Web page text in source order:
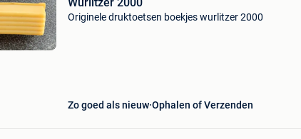
Originele druktoetsen boekjes wurlitzer 2000
Zo goed als nieuw Ophalen of Verzenden